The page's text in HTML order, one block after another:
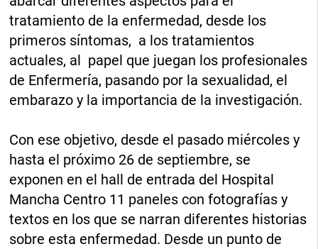
tratamiento de la enfermedad, desde los
primeros síntomas, a los tratamientos
actuales, al papel que juegan los profesionales
de Enfermería, pasando por la sexualidad, el
embarazo y la importancia de la investigación.
Con ese objetivo, desde el pasado miércoles y
hasta el próximo 26 de septiembre, se
exponen en el hall de entrada del Hospital
Mancha Centro 11 paneles con fotografías y
textos en los que se narran diferentes historias
sobre esta enfermedad. Desde un punto de